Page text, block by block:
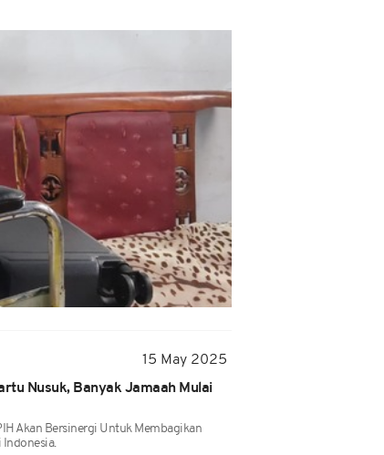
15 May 2025
Nusuk, Banyak Jamaah Mulai
Akan Bersinergi Untuk Membagikan
Indonesia.